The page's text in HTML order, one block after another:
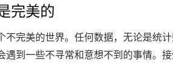
完美的
不完美的世界。任何数据，无论是统
遇到一些不寻常和意想不到的事情。